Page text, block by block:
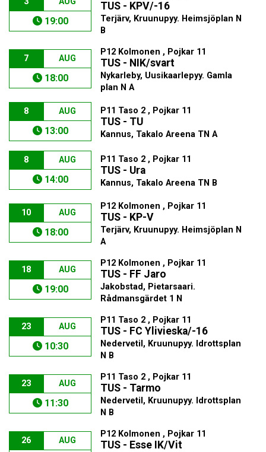
19:00
TUS - KPV/-16
Terjärv, Kruunupyy. Heimsjöplan N
B
7 AUG
18:00
P12 Kolmonen , Pojkar 11
TUS - NIK/svart
Nykarleby, Uusikaarlepyy. Gamla
plan N A
8 AUG
13:00
P11 Taso 2 , Pojkar 11
TUS - TU
Kannus, Takalo Areena TN A
8 AUG
14:00
P11 Taso 2 , Pojkar 11
TUS - Ura
Kannus, Takalo Areena TN B
10 AUG
18:00
P12 Kolmonen , Pojkar 11
TUS - KP-V
Terjärv, Kruunupyy. Heimsjöplan N
A
18 AUG
19:00
P12 Kolmonen , Pojkar 11
TUS - FF Jaro
Jakobstad, Pietarsaari.
Rådmansgärdet 1 N
23 AUG
10:30
P11 Taso 2 , Pojkar 11
TUS - FC Ylivieska/-16
Nedervetil, Kruunupyy. Idrottsplan
N B
23 AUG
11:30
P11 Taso 2 , Pojkar 11
TUS - Tarmo
Nedervetil, Kruunupyy. Idrottsplan
N B
26 AUG
P12 Kolmonen , Pojkar 11
TUS - Esse IK/Vit